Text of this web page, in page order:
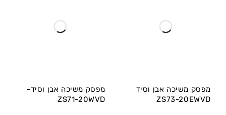
מפסק משיכה אבן וסיד
ZS73-20EWVD
מפסק משיכה אבן וסיד-
ZS71-20WVD